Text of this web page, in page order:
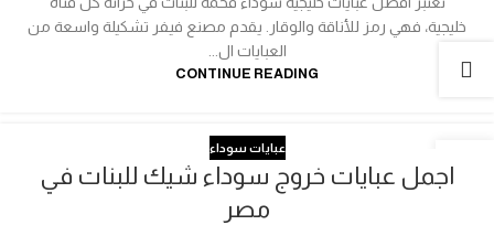
خليجية، فهي رمز للأناقة والوقار. يقدم مصنع فيفر تشكيلة واسعة من
العبايات ال...
CONTINUE READING
مارس
عبايات سوداء
اجمل عبايات خروج سوداء شيك للبنات في
مصر